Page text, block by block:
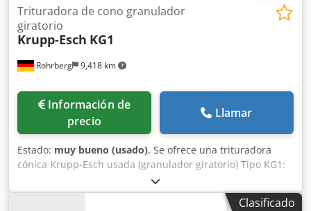
Rohrberg 9,418 km
Trituradora de cono granulador
giratorio
Krupp-Esch KG1
Información de
precio
Llamar
Estado: muy bueno (usado), Se ofrece una trituradora
cónica Krupp-Esch usada (granulador giratorio) Tipo KG1:
Entrada: 5 - 50 mm, 36 kW, Peso: 6 t. Con precribado
mediante criba de dos pisos de 0,80 x 2,00 m. En muy
Clasificado